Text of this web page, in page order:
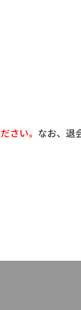
さい。 なお、退